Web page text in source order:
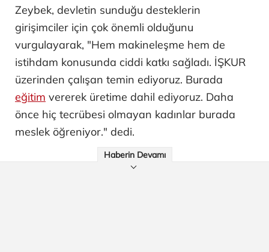
Zeybek, devletin sunduğu desteklerin
girişimciler için çok önemli olduğunu
vurgulayarak, "Hem makineleşme hem de
istihdam konusunda ciddi katkı sağladı. İŞKUR
üzerinden çalışan temin ediyoruz. Burada
eğitim vererek üretime dahil ediyoruz. Daha
önce hiç tecrübesi olmayan kadınlar burada
meslek öğreniyor." dedi.
Haberin Devamı